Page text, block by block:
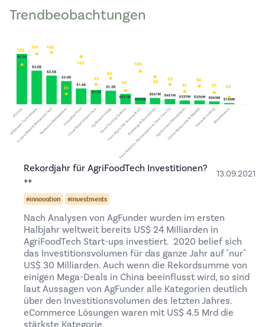
Trendbeobachtungen
Rekordjahr für AgriFoodTech Investitionen?
++
13.09.2021
#innovation #investments
Nach Analysen von AgFunder wurden im ersten
Halbjahr weltweit bereits US$ 24 Milliarden in
AgriFoodTech Start-ups investiert. 2020 belief sich
das Investitionsvolumen für das ganze Jahr auf "nur"
US$ 30 Milliarden. Auch wenn die Rekordsumme von
einigen Mega-Deals in China beeinflusst wird, so sind
laut Aussagen von AgFunder alle Kategorien deutlich
über den Investitionsvolumen des letzten Jahres.
eCommerce Lösungen waren mit US$ 4.5 Mrd die